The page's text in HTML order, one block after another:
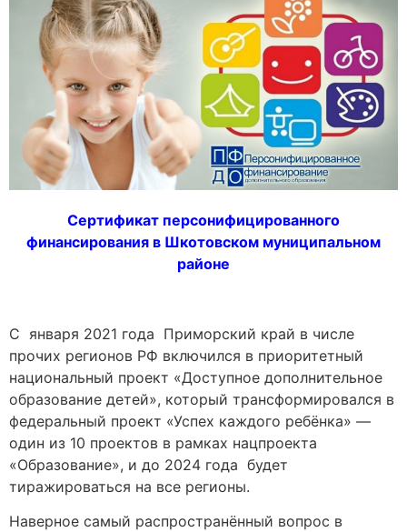
Сертификат персонифицированного
финансирования в Шкотовском муниципальном
районе
С января 2021 года Приморский край в числе
прочих регионов РФ включился в приоритетный
национальный проект «Доступное дополнительное
образование детей», который трансформировался в
федеральный проект «Успех каждого ребёнка» —
один из 10 проектов в рамках нацпроекта
«Образование», и до 2024 года будет
тиражироваться на все регионы.
Наверное самый распространённый вопрос в